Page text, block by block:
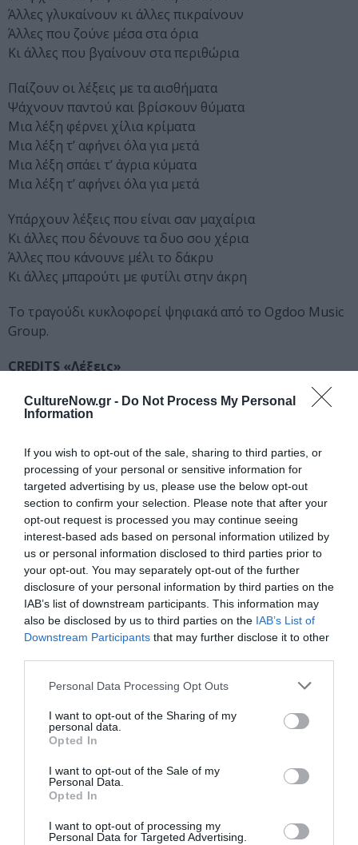
CultureNow.gr - Do Not Process My Personal
Information
If you wish to opt-out of the sale, sharing to third parties, or
processing of your personal or sensitive information for
targeted advertising by us, please use the below opt-out
section to confirm your selection. Please note that after your
opt-out request is processed you may continue seeing
interest-based ads based on personal information utilized by
us or personal information disclosed to third parties prior to
your opt-out. You may separately opt-out of the further
disclosure of your personal information by third parties on the
IAB’s list of downstream participants. This information may
also be disclosed by us to third parties on the IAB’s List of
Downstream Participants that may further disclose it to other
Personal Data Processing Opt Outs
I want to opt-out of the Sharing of my
personal data.
Opted In
I want to opt-out of the Sale of my
Personal Data.
Opted In
I want to opt-out of processing my
Personal Data for Targeted Advertising.
Άλλες γλυκαίνουν κι άλλες πικραίνουν
Άλλες που ζούνε μέσα στα όρια
Κι άλλες που βγαίνουν στα περιθώρια
Παίζουν οι λέξεις με τα αισθήματα
Ψάχνουν παντού και βρίσκουν θύματα
Μια λέξη φέρνει χίλια κρίματα
Mια λέξη τ’ αφήνει όλα για μετά
Μια λέξη σπάει τ’ άγρια κύματα
Mια λέξη τ’ αφήνει όλα για μετά
Υπάρχουν λέξεις που είναι σαν μαχαίρια
Κι άλλες που δένουνε τα δυο σου χέρια
Άλλες που κάνουνε μέλι το δάκρυ
Κι άλλες μπαρούτι με φυτίλι στην άκρη
Το τραγούδι κυκλοφορεί ψηφιακά από το Ogdoo Music
Group.
CREDITS «Λέξεις»
Ερμηνεία:Δημήτρης Ζερβουδάκης
Μουσική:
Στίχοι:
Νίκος Αναγνωστάκης
Ενορχήστρωση:Θύμιος Παπαδόπουλος
Έπαιξαν οι μουσικοί:
Ηρακλής ΠαχίδηςΤύμπανα
Νίκος ΓύραςΗλεκτρικό μπάσσο, ακουστική
κιθάρα
Άρης ΚονιδάρηςΠιάνο
Χρήστος ΝικολόπουλοςΜπουζούκια
Θύμιος Παπαδόπουλοςπλήκτρα
Παραγωγή:OGDOO MUSIC GROUP
Ηχογράφηση – Μίξη – Mastering –Σωτήρης
Παπαδόπουλος Studio Stentor
Music video – Cinematography: